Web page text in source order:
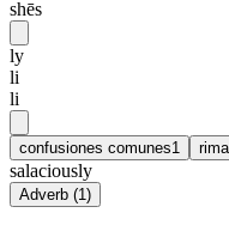
shēs
ly
li
li
confusiones comunes1
salaciously
Adverb (1)